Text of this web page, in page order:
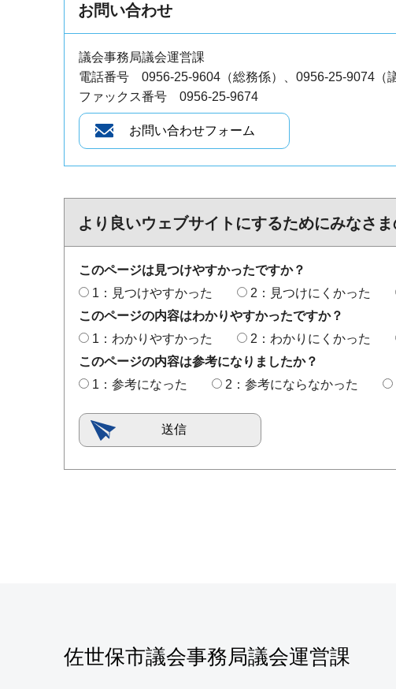
お問い合わせ
議会事務局議会運営課
電話番号 0956-25-9604（総務係）、0956-25-9074（
ファックス番号 0956-25-9674
より良いウェブサイトにするためにみなさ
このページは見つけやすかったですか？
1：見つけやすかった
2：見つけにくかった
このページの内容はわかりやすかったですか？
1：わかりやすかった
2：わかりにくかった
このページの内容は参考になりましたか？
1：参考になった
2：参考にならなかった
佐世保市議会事務局議会運営課